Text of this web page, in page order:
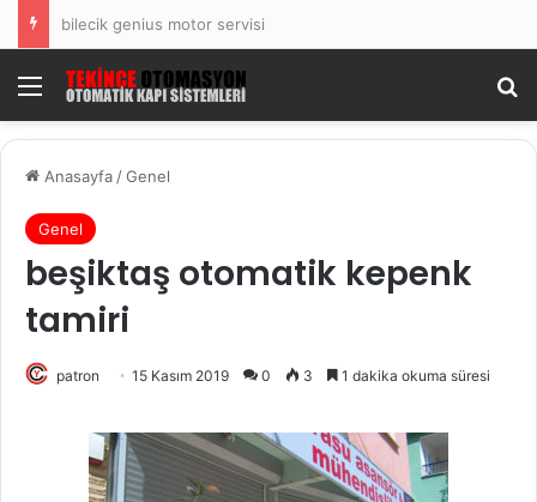
bilecik genius motor servisi
Menü
Anasayfa /Genel
Genel
beşiktaş otomatik kepenk
tamiri
patron 15 Kasım 2019 0 3 1 dakika okuma süresi